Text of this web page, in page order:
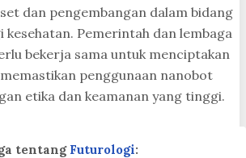
dan pengembangan dalam bidang
kesehatan. Pemerintah dan lembaga
bekerja sama untuk menciptakan
penggunaan nanobot
etika dan keamanan yang tinggi.
tentang Futurologi: